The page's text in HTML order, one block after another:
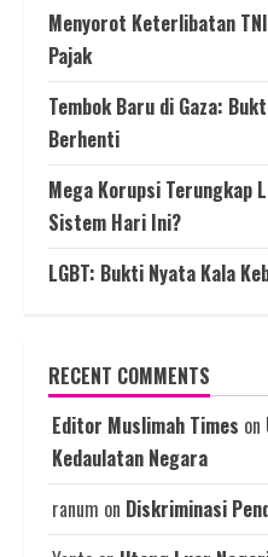
Menyorot Keterlibatan
Pajak
Tembok Baru di Gaza:
Berhenti
Mega Korupsi Terungkap
Sistem Hari Ini?
LGBT: Bukti Nyata Kala
RECENT COMMENTS
Editor Muslimah Times on
Kedaulatan Negara
ranum on Diskriminasi